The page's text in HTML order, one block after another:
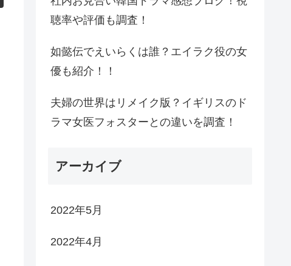
聴率や評価も調査！
如懿伝でえいらくは誰？エイラク役の女
優も紹介！！
夫婦の世界はリメイク版？イギリスのド
ラマ女医フォスターとの違いを調査！
アーカイブ
2022年5月
2022年4月